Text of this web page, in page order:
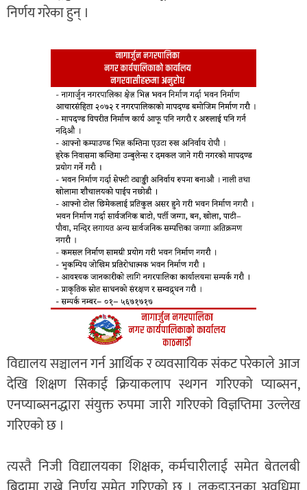
निर्णय गरेका हुन् ।
विद्यालय सञ्चालन गर्न आर्थिक र व्यवसायिक संकट परेकाले आज
देखि शिक्षण सिकाई क्रियाकलाप स्थगन गरिएको प्याब्सन,
एनप्याब्सनद्धारा संयुक्त रुपमा जारी गरिएको विज्ञप्तिमा उल्लेख
गरिएको छ ।
त्यस्तै निजी विद्यालयका शिक्षक, कर्मचारीलाई समेत बेतलबी